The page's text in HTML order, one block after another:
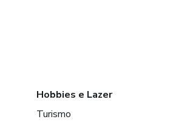
Hobbies e Lazer
Turismo